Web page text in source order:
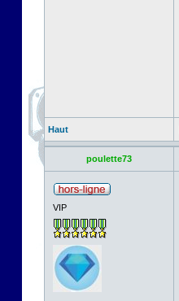
Haut
poulette73
VIP